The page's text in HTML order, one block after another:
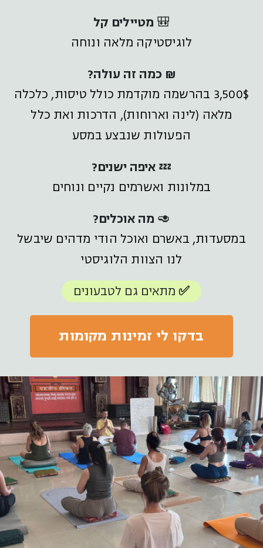
🎒 מטיילים קל
לוגיסטיקה מלאה ונוחה
₪ כמה זה עולה?
3,500$ בהרשמה מוקדמת כולל טיסות, כלכלה
מלאה (לינה וארוחות), הדרכות ואת כלל
הפעולות שנבצע במסע
💤 איפה ישנים?
במלונות ואשרמים נקיים ונוחים
🥑 מה אוכלים?
במסעדות, באשרם ואוכל הודי מדהים שיבשל
לנו הצוות הלוגיסטי
✅ מתאים גם לטבעונים
בדקו לי זמינות מקומות